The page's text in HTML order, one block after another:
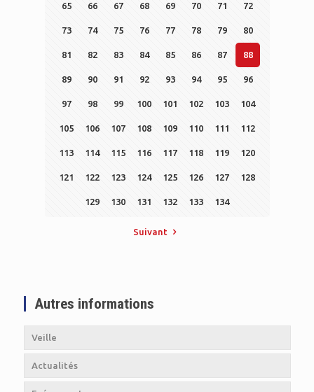
65 66 67 68 69 70 71 72
73 74 75 76 77 78 79 80
81 82 83 84 85 86 87 88
89 90 91 92 93 94 95 96
97 98 99 100 101 102 103 104
105 106 107 108 109 110 111 112
113 114 115 116 117 118 119 120
121 122 123 124 125 126 127 128
129 130 131 132 133 134
Suivant
Autres informations
Veille
Actualités